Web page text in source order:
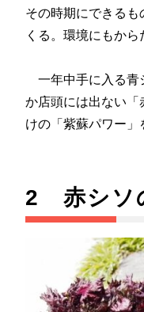
その時期にできる
くる。環境にもから
一年中手に入る青
か店頭には出ない
けの「紫蘇パワー」
2 赤シソ